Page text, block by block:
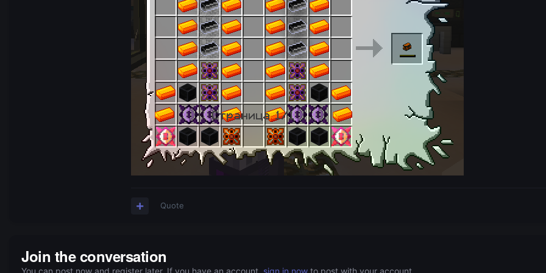
Quote
Join the conversation